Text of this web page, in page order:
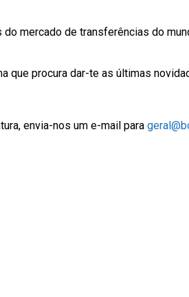
mercado de transferências do
que procura dar-te as últimas
envia-nos um e-mail para